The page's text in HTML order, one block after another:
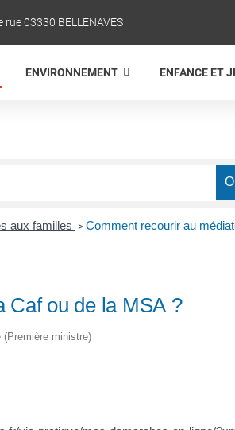
rue 03330 BELLENAVES
ENVIRONNEMENT ENFANCE ET
aux familles > Comment recourir au
Caf ou de la MSA ?
ministre)